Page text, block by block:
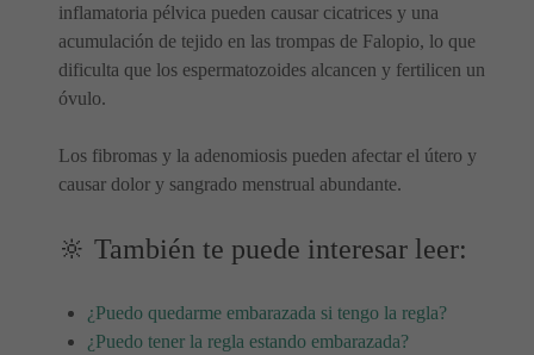
inflamatoria pélvica pueden causar cicatrices y una
acumulación de tejido en las trompas de Falopio, lo que
dificulta que los espermatozoides alcancen y fertilicen un
óvulo.
Los fibromas y la adenomiosis pueden afectar el útero y
causar dolor y sangrado menstrual abundante.
🔆 También te puede interesar leer:
¿Puedo quedarme embarazada si tengo la regla?
¿Puedo tener la regla estando embarazada?